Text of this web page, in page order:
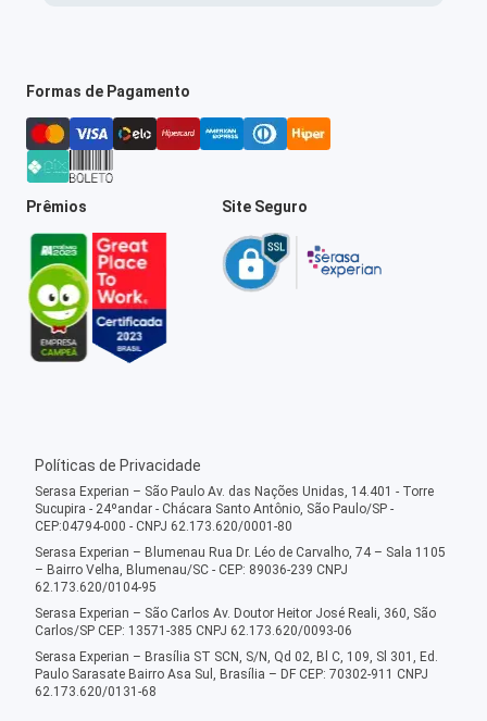
Formas de Pagamento
Prêmios Site Seguro
Políticas de Privacidade
Serasa Experian – São Paulo Av. das Nações Unidas, 14.401 - Torre
Sucupira - 24ºandar - Chácara Santo Antônio, São Paulo/SP -
CEP:04794-000 - CNPJ 62.173.620/0001-80
Serasa Experian – Blumenau Rua Dr. Léo de Carvalho, 74 – Sala 1105
– Bairro Velha, Blumenau/SC - CEP: 89036-239 CNPJ
62.173.620/0104-95
Serasa Experian – São Carlos Av. Doutor Heitor José Reali, 360, São
Carlos/SP CEP: 13571-385 CNPJ 62.173.620/0093-06
Serasa Experian – Brasília ST SCN, S/N, Qd 02, Bl C, 109, Sl 301, Ed.
Paulo Sarasate Bairro Asa Sul, Brasília – DF CEP: 70302-911 CNPJ
62.173.620/0131-68